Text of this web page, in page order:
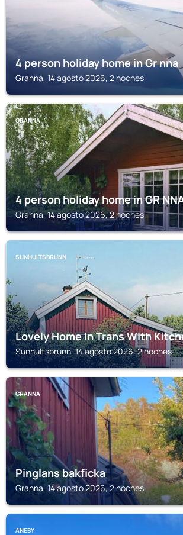
4 person holiday home in Gr nna
Granna, 14 agosto 2026, 2 noches
GRANNA
4 person holiday home in GR
Granna, 14 agosto 2026, 2 noches
SUNHULTSBRUNN
Lovely Home In Trans With
Sunhultsbrunn, 14 agosto 2026, 2 noches
GRANNA
Pinglans bakficka
Granna, 14 agosto 2026, 2 noches
ANEBY